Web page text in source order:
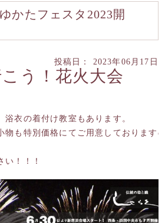
かたフェスタ2023開
投稿日： 2023年06月17日
こう！花火大会
浴衣の着付け教室もあります。
物も特別価格にてご用意しております
い！！！